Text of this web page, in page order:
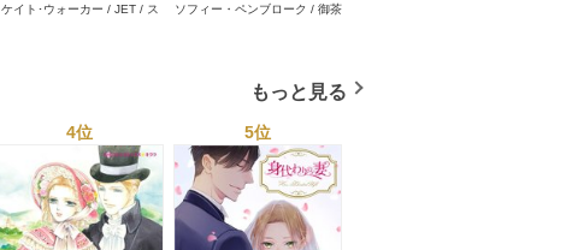
セット 2026年 vol.1001
ケイト･ウォーカー / JET/ ス
セット 2026年 vol.1062
ソフィー・ペンブローク / 御茶
一ノ関りん子
もっと見る
4位 5位